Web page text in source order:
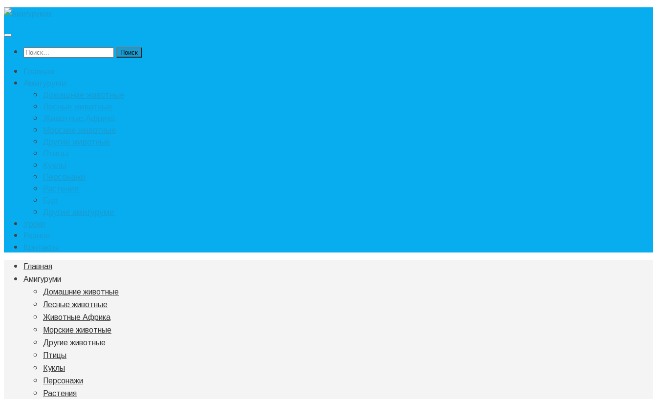
Под
Найти:
Главная
Амигуруми
Домашние животные
Лесные животные
Животные Африка
Морские животные
Другие животные
Птицы
Куклы
Персонажи
Растения
Еда
Другие амигуруми
Уроки
Разное
Контакты
Главная
Амигуруми
Домашние животные
Лесные животные
Животные Африка
Морские животные
Другие животные
Птицы
Куклы
Персонажи
Растения